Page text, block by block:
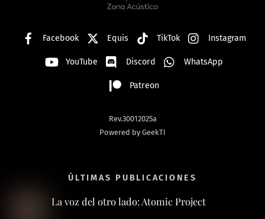
Facebook Equis TikTok Instagram
YouTube Discord WhatsApp
Patreon
Rev.30012025a
Powered by GeekTI
ÚLTIMAS PUBLICACIONES
La voz del otro lado: Atomic Project